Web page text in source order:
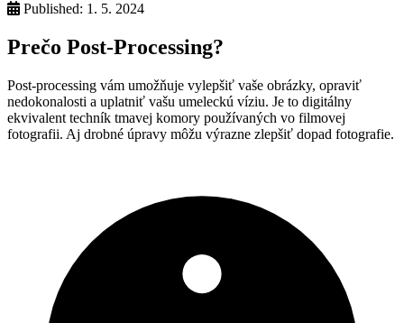
Published: 1. 5. 2024
Prečo Post-Processing?
Post-processing vám umožňuje vylepšiť vaše obrázky, opraviť
nedokonalosti a uplatniť vašu umeleckú víziu. Je to digitálny
ekvivalent techník tmavej komory používaných vo filmovej
fotografii. Aj drobné úpravy môžu výrazne zlepšiť dopad fotografie.